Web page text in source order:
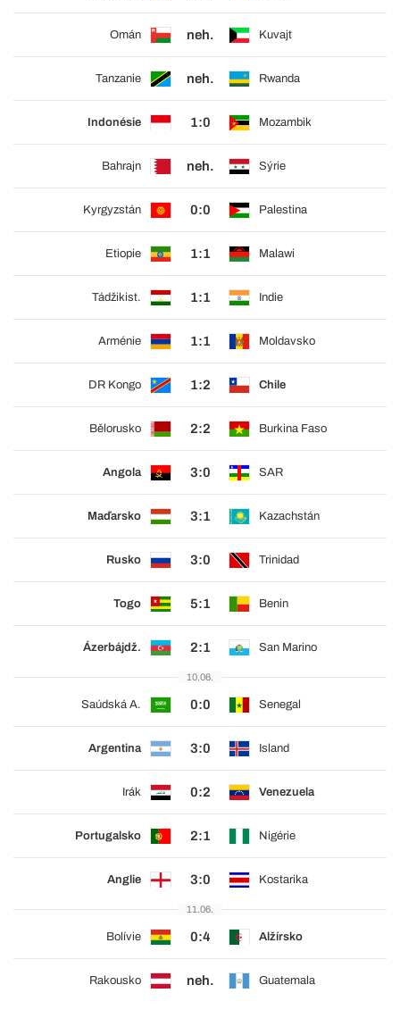
Omán neh. Kuvajt
Tanzanie neh. Rwanda
Indonésie 1:0 Mozambik
Bahrajn neh. Sýrie
Kyrgyzstán 0:0 Palestina
Etiopie 1:1 Malawi
Tádžikist. 1:1 Indie
Arménie 1:1 Moldavsko
DR Kongo 1:2 Chile
Bělorusko 2:2 Burkina Faso
Angola 3:0 SAR
Maďarsko 3:1 Kazachstán
Rusko 3:0 Trinidad
Togo 5:1 Benin
Ázerbájdž. 2:1 San Marino
10.06.
Saúdská A. 0:0 Senegal
Argentina 3:0 Island
Irák 0:2 Venezuela
Portugalsko 2:1 Nigérie
Anglie 3:0 Kostarika
11.06.
Bolívie 0:4 Alžírsko
Rakousko neh. Guatemala